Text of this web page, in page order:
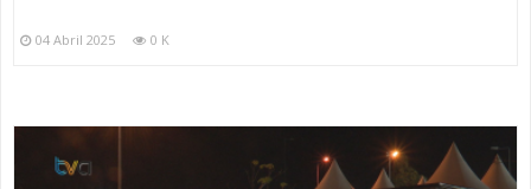
04 Abril 2025 0 K